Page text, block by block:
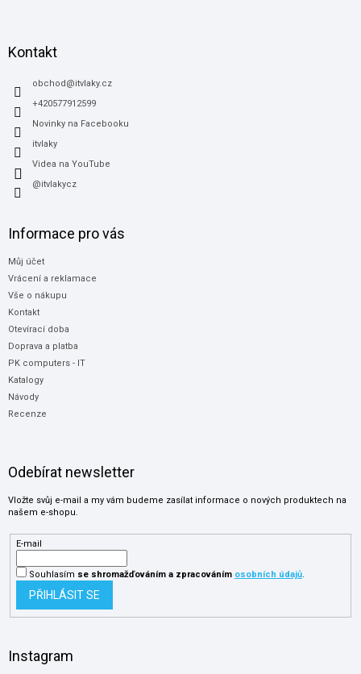
Kontakt
obchod @itvlaky.cz
+420577912599
Novinky na Facebooku
itvlaky
Videa na YouTube
@itvlakycz
Informace pro vás
Můj účet
Vrácení a reklamace
Vše o nákupu
Kontakt
Otevírací doba
Doprava a platba
PK computers - IT
Katalogy
Návody
Recenze
Odebírat newsletter
Vložte svůj e-mail a my vám budeme zasílat informace o nových produktech na
našem e-shopu.
E-mail
Souhlasím se shromažďováníma zpracováním osobních údajů.
PŘIHLÁSIT SE
Instagram